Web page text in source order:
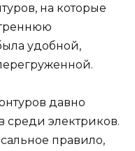
на которые
удобной,
давно
среди электриков.
правило,